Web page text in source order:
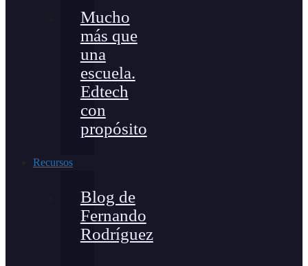
Mucho
más que
una
escuela.
Edtech
con
propósito
Recursos
Blog de
Fernando
Rodríguez